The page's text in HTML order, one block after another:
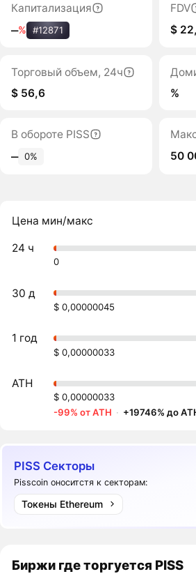
Капитализация
‒% #12871
FDV
$
Торговый объем, 24ч
$ 56,6
%
В обороте PISS
‒ 0%
50
Цена мин/макс
24 ч
0
30 д
$ 0,00000045
1 год
$ 0,00000033
ATH
$ 0,00000033
-99% от ATH · +19746% до
PISS Секторы
Pisscoin оноситстя к секторам:
Токены Ethereum
Биржи где торгуется PISS